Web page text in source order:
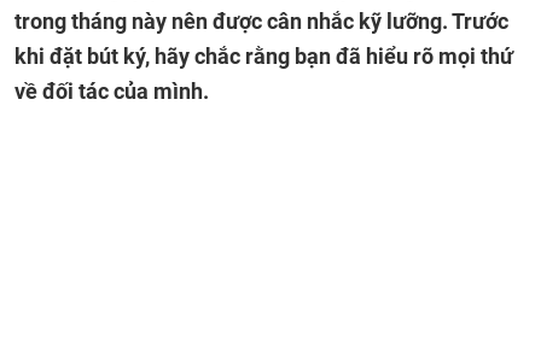
trong tháng này nên được cân nhắc kỹ lưỡng. Trước
khi đặt bút ký, hãy chắc rằng bạn đã hiểu rõ mọi thứ
về đối tác của mình.